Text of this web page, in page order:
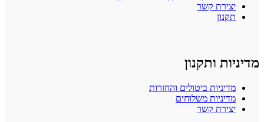
יצירת קשר
תקנון
מדיניות ותקנון
מדיניות ביטולים והחזרות
מדיניות משלוחים
יצירת קשר